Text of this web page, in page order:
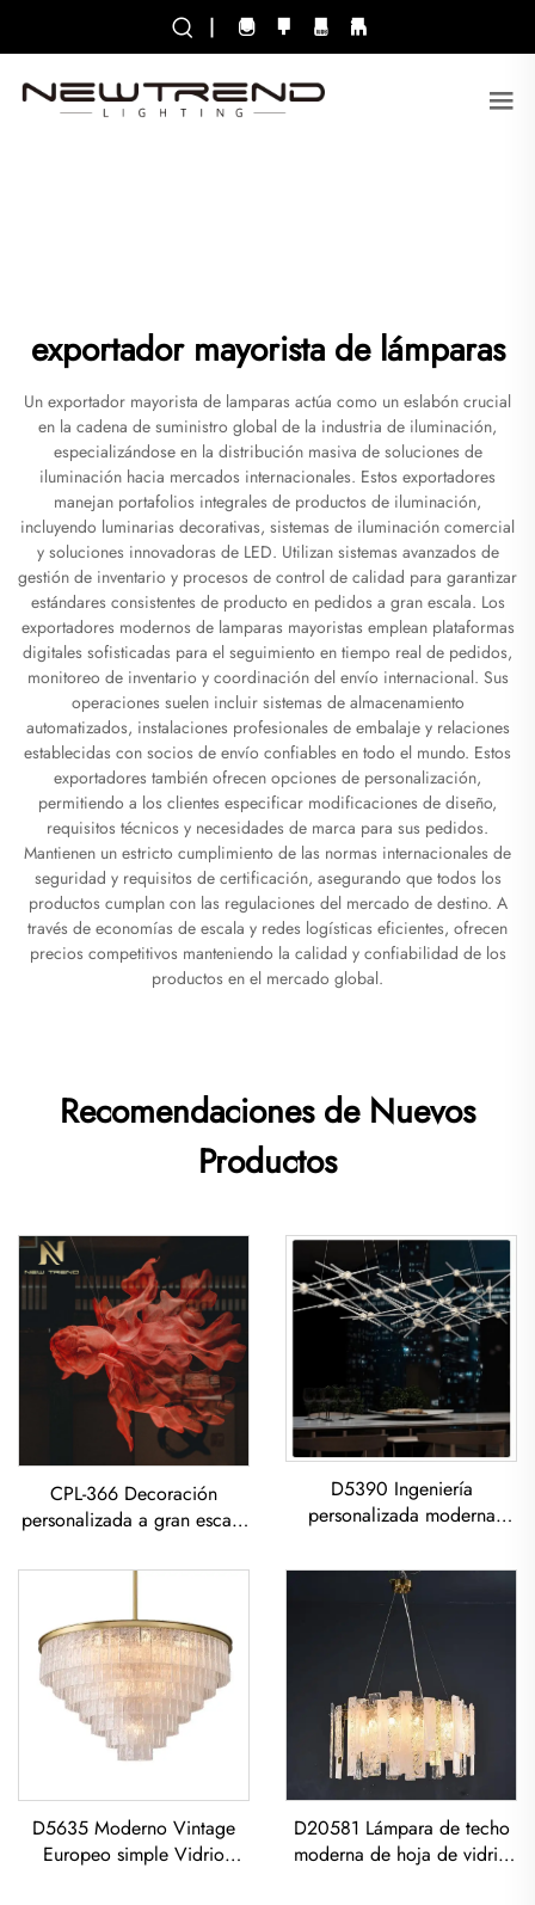
|
exportador mayorista de lámparas
Un exportador mayorista de lamparas actúa como un eslabón crucial
en la cadena de suministro global de la industria de iluminación,
especializándose en la distribución masiva de soluciones de
iluminación hacia mercados internacionales. Estos exportadores
manejan portafolios integrales de productos de iluminación,
incluyendo luminarias decorativas, sistemas de iluminación comercial
y soluciones innovadoras de LED. Utilizan sistemas avanzados de
gestión de inventario y procesos de control de calidad para garantizar
estándares consistentes de producto en pedidos a gran escala. Los
exportadores modernos de lamparas mayoristas emplean plataformas
digitales sofisticadas para el seguimiento en tiempo real de pedidos,
monitoreo de inventario y coordinación del envío internacional. Sus
operaciones suelen incluir sistemas de almacenamiento
automatizados, instalaciones profesionales de embalaje y relaciones
establecidas con socios de envío confiables en todo el mundo. Estos
exportadores también ofrecen opciones de personalización,
permitiendo a los clientes especificar modificaciones de diseño,
requisitos técnicos y necesidades de marca para sus pedidos.
Mantienen un estricto cumplimiento de las normas internacionales de
seguridad y requisitos de certificación, asegurando que todos los
productos cumplan con las regulaciones del mercado de destino. A
través de economías de escala y redes logísticas eficientes, ofrecen
precios competitivos manteniendo la calidad y confiabilidad de los
productos en el mercado global.
Recomendaciones de Nuevos
Productos
CPL-366 Decoración
personalizada a gran escala
salones de exposición, bar,
LED con motivos de peces
dorados y kois. Pendiente
de iluminación
D5390 Ingeniería
personalizada moderna
comedor hierro acrílico led
Candelabro
D5635 Moderno Vintage
Europeo simple Vidrio
D20581 Lámpara de techo
moderna de hoja de vidrio